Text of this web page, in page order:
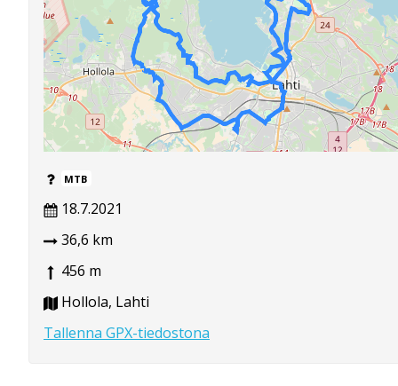
MTB
18.7.2021
36,6 km
456 m
Hollola, Lahti
Tallenna GPX-tiedostona